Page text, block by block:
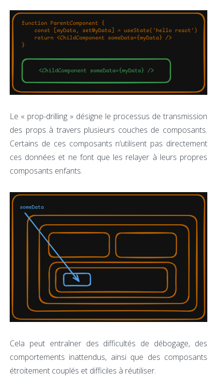
Le « prop-drilling » désigne le processus de transmission
des props à travers plusieurs couches de composants.
Certains de ces composants n’utilisent pas directement
ces données et ne font que les relayer à leurs propres
composants enfants.
Cela peut entraîner des difficultés de débogage, des
comportements inattendus, ainsi que des composants
étroitement couplés et difficiles à réutiliser.